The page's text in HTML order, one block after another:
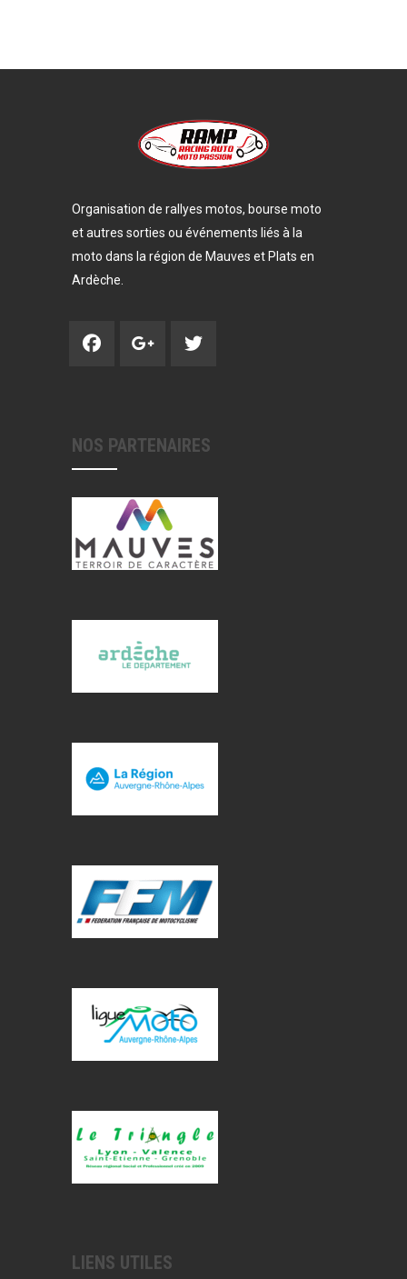
Organisation de rallyes motos, bourse moto
et autres sorties ou événements liés à la
moto dans la région de Mauves et Plats en
Ardèche.
NOS PARTENAIRES
LIENS UTILES